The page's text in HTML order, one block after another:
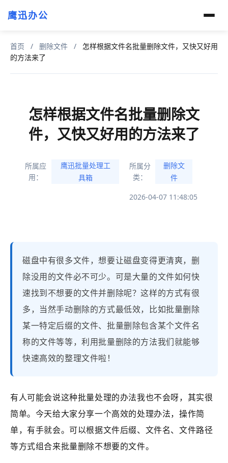
鹰迅办公
首页 / 删除文件 /
怎样根据文件名批量删除文件，又快又好用
的方法来了
怎样根据文件名批量删除文
件，又快又好用的方法来了
所属应
用：
鹰迅批量处理工
具箱
所属分
类：
删除文
件
2026-04-07 11:48:05
磁盘中有很多文件，想要让磁盘变得更清爽，删
除没用的文件必不可少。可是大量的文件如何快
速找到不想要的文件并删除呢？这样的方式有很
多，当然手动删除的方式最低效，比如批量删除
某一特定后缀的文件、批量删除包含某个文件名
称的文件等等，利用批量删除的方法我们就能够
快速高效的整理文件啦！
有人可能会说这种批量处理的办法我也不会呀，其实很
简单。今天给大家分享一个高效的处理办法，操作简
单，有手就会。可以根据文件后缀、文件名、文件路径
等方式组合来批量删除不想要的文件。